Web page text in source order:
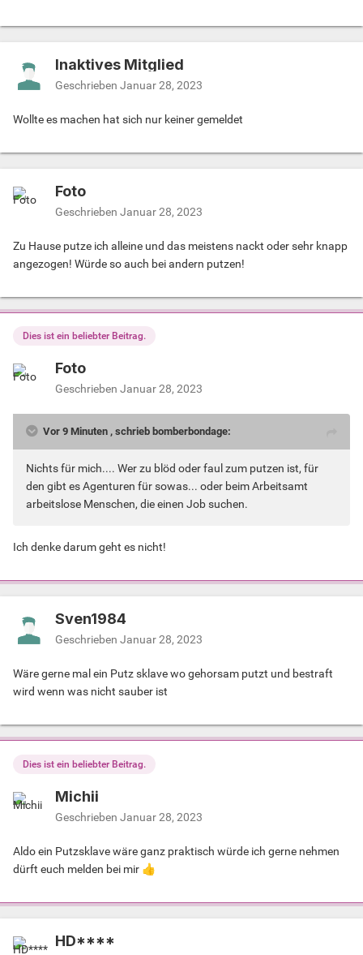
Inaktives Mitglied
Geschrieben Januar 28, 2023
Wollte es machen hat sich nur keiner gemeldet
Foto
Geschrieben Januar 28, 2023
Zu Hause putze ich alleine und das meistens nackt oder sehr knapp
angezogen! Würde so auch bei andern putzen!
Dies ist ein beliebter Beitrag.
Foto
Geschrieben Januar 28, 2023
Vor 9 Minuten , schrieb bomberbondage:
Nichts für mich.... Wer zu blöd oder faul zum putzen ist, für
den gibt es Agenturen für sowas... oder beim Arbeitsamt
arbeitslose Menschen, die einen Job suchen.
Ich denke darum geht es nicht!
Sven1984
Geschrieben Januar 28, 2023
Wäre gerne mal ein Putz sklave wo gehorsam putzt und bestraft
wird wenn was nicht sauber ist
Dies ist ein beliebter Beitrag.
Michii
Geschrieben Januar 28, 2023
Aldo ein Putzsklave wäre ganz praktisch würde ich gerne nehmen
dürft euch melden bei mir 👍
HD****